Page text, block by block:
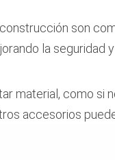
son
la seguridad
material, como si
accesorios